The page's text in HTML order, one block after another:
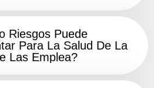
Riesgos Puede
Para La Salud De La
Las Emplea?